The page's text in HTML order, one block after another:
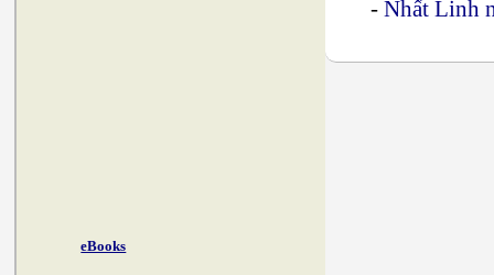
eBooks
-Nhất Linh